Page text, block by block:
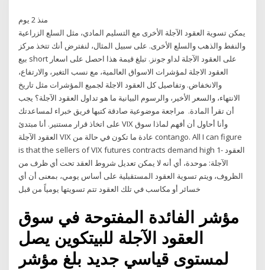
منذ 2 يوم
يمكن تسوية العقود الآجلة الأخرى مع التسليم المادي، مثل السلع الزراعية
والنفط والذهب والسلع الأخرى. على سبيل المثال، لنفترض أنك تتخذ مركز
بيع short على العقود الآجلة لداو جونز. تبلغ قيمة هذا احصل على اسعار
العقود الاجلة لمؤشرات الاسواق العالمية، مع نسب التغير، والارتفاع،
والانخفاض. وتفاصيل كل العقود الاجلة لجميع المؤشرات مثل تاريخ
الانتهاء، والسعر الأخير، والرسوم البيانية ما هو تداول العقود الآجلة؟ يجب
أن تقرأ المادة. ️ مراجعة موضوعية صادقة كتبها فريق خبراء لمساعدتك
على اتخاذ قرار مستنير. أنا مبتدئ VIX وأنا أحاول أن أفهم لماذا سوق
العقود الآجلة VIX عادة ما تكون في حالة من contango. All I can figure
is that the sellers of VIX futures contracts demand high 1- العقود
الآجلة: موحدة، أي أنه لا يمكن تعديل شروط العقد تحت أي ظرف من
الظروف، ويتم تسوية العقود المستقبلية على أساس يومي، بمعنى أن أي
خسائر أو مكاسب في تلك العقود تتم تسويتها يومياً من قبل
مؤشر الفائدة المفتوحة في سوق
العقود الآجلة للبيتكوين يصل
لمستوى قياسي جديد بلغ مؤشر